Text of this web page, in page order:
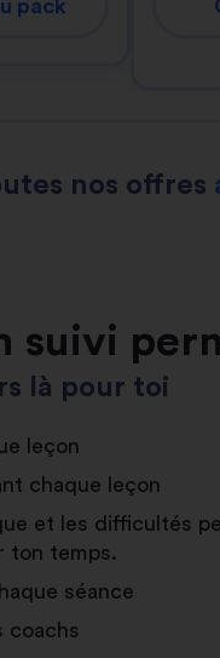
pack
nos offres
suivi
là pour toi
leçon
chaque leçon
et les difficultés
ton temps.
séance
coachs